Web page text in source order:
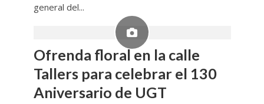
general del...
Ofrenda floral en la calle
Tallers para celebrar el 130
Aniversario de UGT